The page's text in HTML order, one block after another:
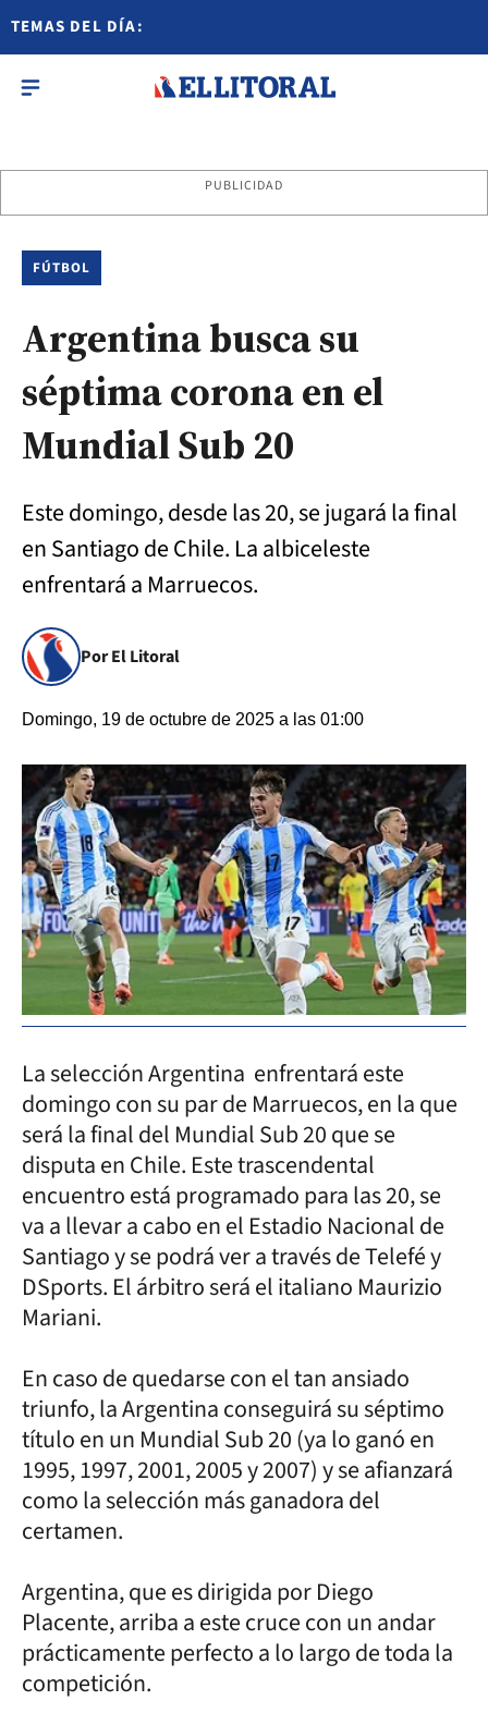
TEMAS DEL DÍA:
PUBLICIDAD
FÚTBOL
Argentina busca su
séptima corona en el
Mundial Sub 20
Este domingo, desde las 20, se jugará la final
en Santiago de Chile. La albiceleste
enfrentará a Marruecos.
Por El Litoral
Domingo, 19 de octubre de 2025 a las 01:00
La selección Argentina enfrentará este
domingo con su par de Marruecos, en la que
será la final del Mundial Sub 20 que se
disputa en Chile. Este trascendental
encuentro está programado para las 20, se
va a llevar a cabo en el Estadio Nacional de
Santiago y se podrá ver a través de Telefé y
DSports. El árbitro será el italiano Maurizio
Mariani.
En caso de quedarse con el tan ansiado
triunfo, la Argentina conseguirá su séptimo
título en un Mundial Sub 20 (ya lo ganó en
1995, 1997, 2001, 2005 y 2007) y se afianzará
como la selección más ganadora del
certamen.
Argentina, que es dirigida por Diego
Placente, arriba a este cruce con un andar
prácticamente perfecto a lo largo de toda la
competición.